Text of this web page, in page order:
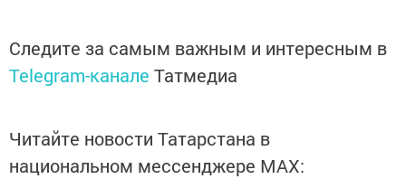
Следите за самым важным и интересным в
Telegram-канале Татмедиа
Читайте новости Татарстана в
национальном мессенджере MАХ: